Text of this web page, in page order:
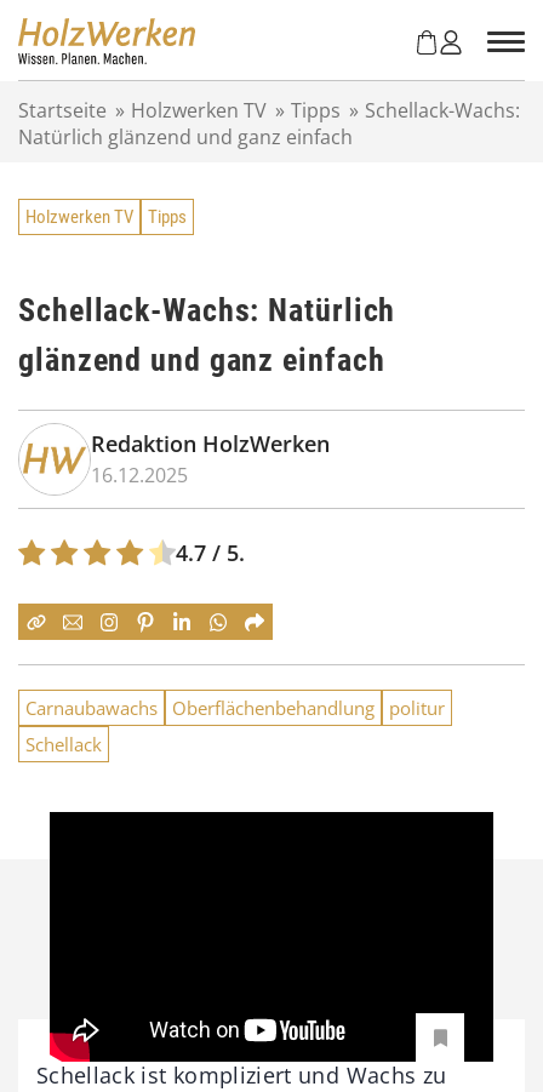
Startseite » Holzwerken TV » Tipps » Schellack-Wachs:
Natürlich glänzend und ganz einfach
Holzwerken TV Tipps
Schellack-Wachs: Natürlich
glänzend und ganz einfach
Redaktion HolzWerken
16.12.2025
4.7 / 5.
Carnaubawachs Oberflächenbehandlung
politur
Schellack
Schellack ist kompliziert und Wachs zu